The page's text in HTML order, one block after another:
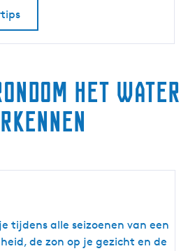
het water
tijdens alle seizoenen van een
de zon op je gezicht en de